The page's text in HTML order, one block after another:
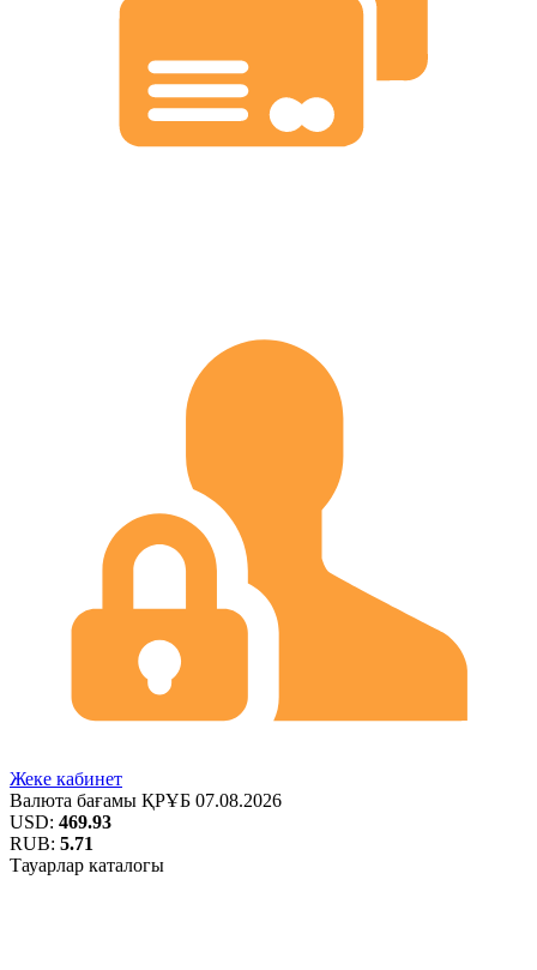
Жеке кабинет
Валюта бағамы ҚРҰБ 07.08.2026
USD: 469.93
RUB: 5.71
Тауарлар каталогы